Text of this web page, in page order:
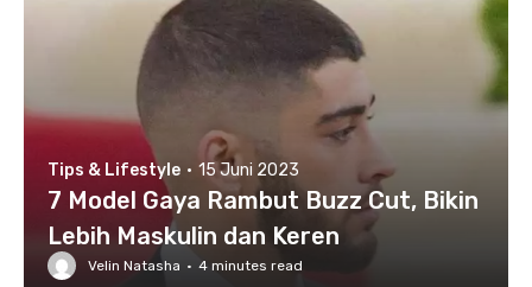
Tips & Lifestyle · 15 Juni 2023
7 Model Gaya Rambut Buzz Cut, Bikin
Lebih Maskulin dan Keren
Velin Natasha · 4 minutes read